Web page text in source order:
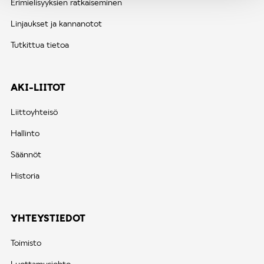
Erimielisyyksien ratkaiseminen
Linjaukset ja kannanotot
Tutkittua tietoa
AKI-LIITOT
Liittoyhteisö
Hallinto
Säännöt
Historia
YHTEYSTIEDOT
Toimisto